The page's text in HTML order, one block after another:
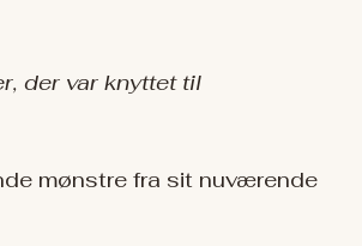
der var knyttet til
mønstre fra sit nuværende